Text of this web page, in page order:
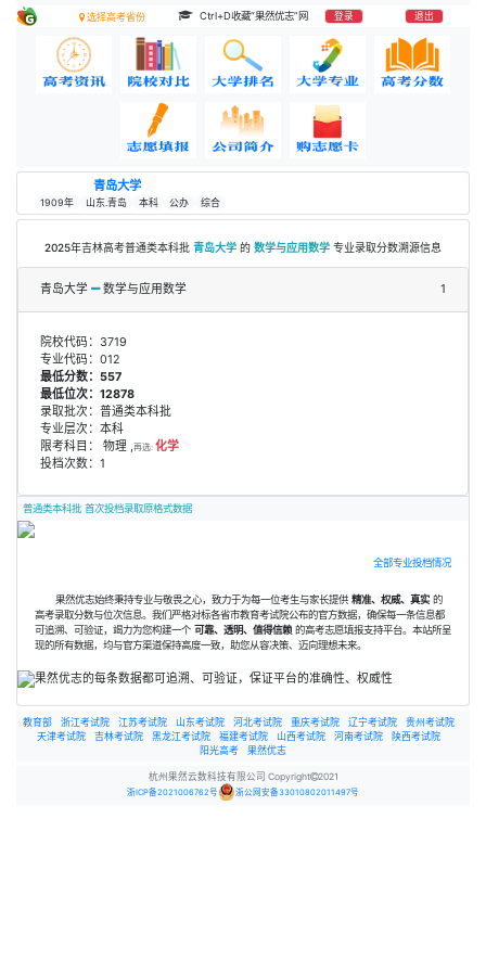
选择高考省份 Ctrl+D收藏“果然优志”网 登录 退出
青岛大学
1909年 山东.青岛 本科 公办 综合
2025年吉林高考普通类本科批 青岛大学 的 数学与应用数学 专业录取分数溯源信息
青岛大学 数学与应用数学 1
院校代码：3719
专业代码：012
最低分数：557
最低位次：12878
录取批次：普通类本科批
专业层次：本科
限考科目： 物理 ,再选: 化学
投档次数：1
普通类本科批 首次投档录取原格式数据
全部专业投档情况
果然优志始终秉持专业与敬畏之心，致力于为每一位考生与家长提供 精准、权威、真实的
高考录取分数与位次信息。我们严格对标各省市教育考试院公布的官方数据，确保每一条信息都
可追溯、可验证，竭力为您构建一个 可靠、透明、值得信赖 的高考志愿填报支持平台。本站所呈
现的所有数据，均与官方渠道保持高度一致，助您从容决策、迈向理想未来。
教育部 浙江考试院 江苏考试院 山东考试院 河北考试院 重庆考试院 辽宁考试院
贵州考试院
天津考试院
吉林考试院 黑龙江考试院 福建考试院 山西考试院 河南考试院
陕西考试院
阳光高考
果然优志
杭州果然云数科技有限公司 Copyright 2021
浙ICP备2021006762号 浙公网安备33010802011497号